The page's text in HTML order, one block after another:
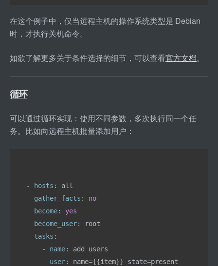
在这个例子中，仅当远程主机的操作系统类型是 Debian
时，才执行关机命令。
如欲了解更多关于条件选择的细节，可以查看官方文档。
循环
可以通过循环实现：使用不同参数，多次执行同一个任
务。比如向远程主机批量添加用户：
---
- hosts : all
  gather_facts
: no
  become
: yes
  become_user
:
root
  tasks
:
- name: add users
user: name={{item}} state=present